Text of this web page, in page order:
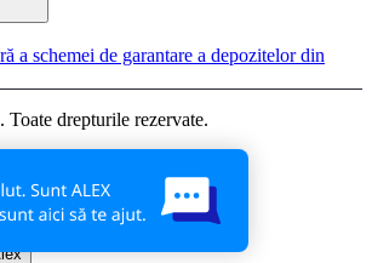
a schemei de garantare a depozitelor din
drepturile rezervate.